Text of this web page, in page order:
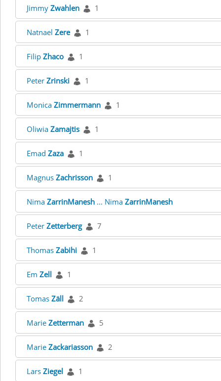
Jimmy Zwahlen 1
Natnael Zere 1
Filip Zhaco 1
Peter Zrinski 1
Monica Zimmermann 1
Oliwia Zamajtis 1
Emad Zaza 1
Magnus Zachrisson 1
Nima ZarrinManesh ... Nima ZarrinManesh
Peter Zetterberg 7
Thomas Zabihi 1
Em Zell 1
Tomas Zäll 2
Marie Zetterman 5
Marie Zackariasson 2
Lars Ziegel 1